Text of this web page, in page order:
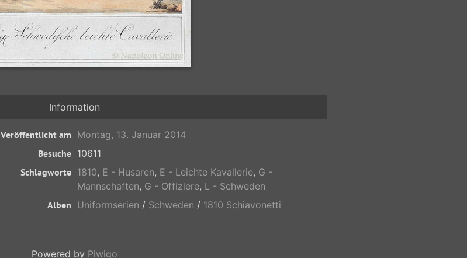
Information
Veröffentlicht am Montag, 13. Januar 2014
Besuche 10611
Schlagworte 1810, E - Husaren, E - Leichte Kavallerie, G -
Mannschaften, G - Offiziere, L - Schweden
Alben Uniformserien / Schweden / 1810 Schiavonetti
Powered by Piwigo